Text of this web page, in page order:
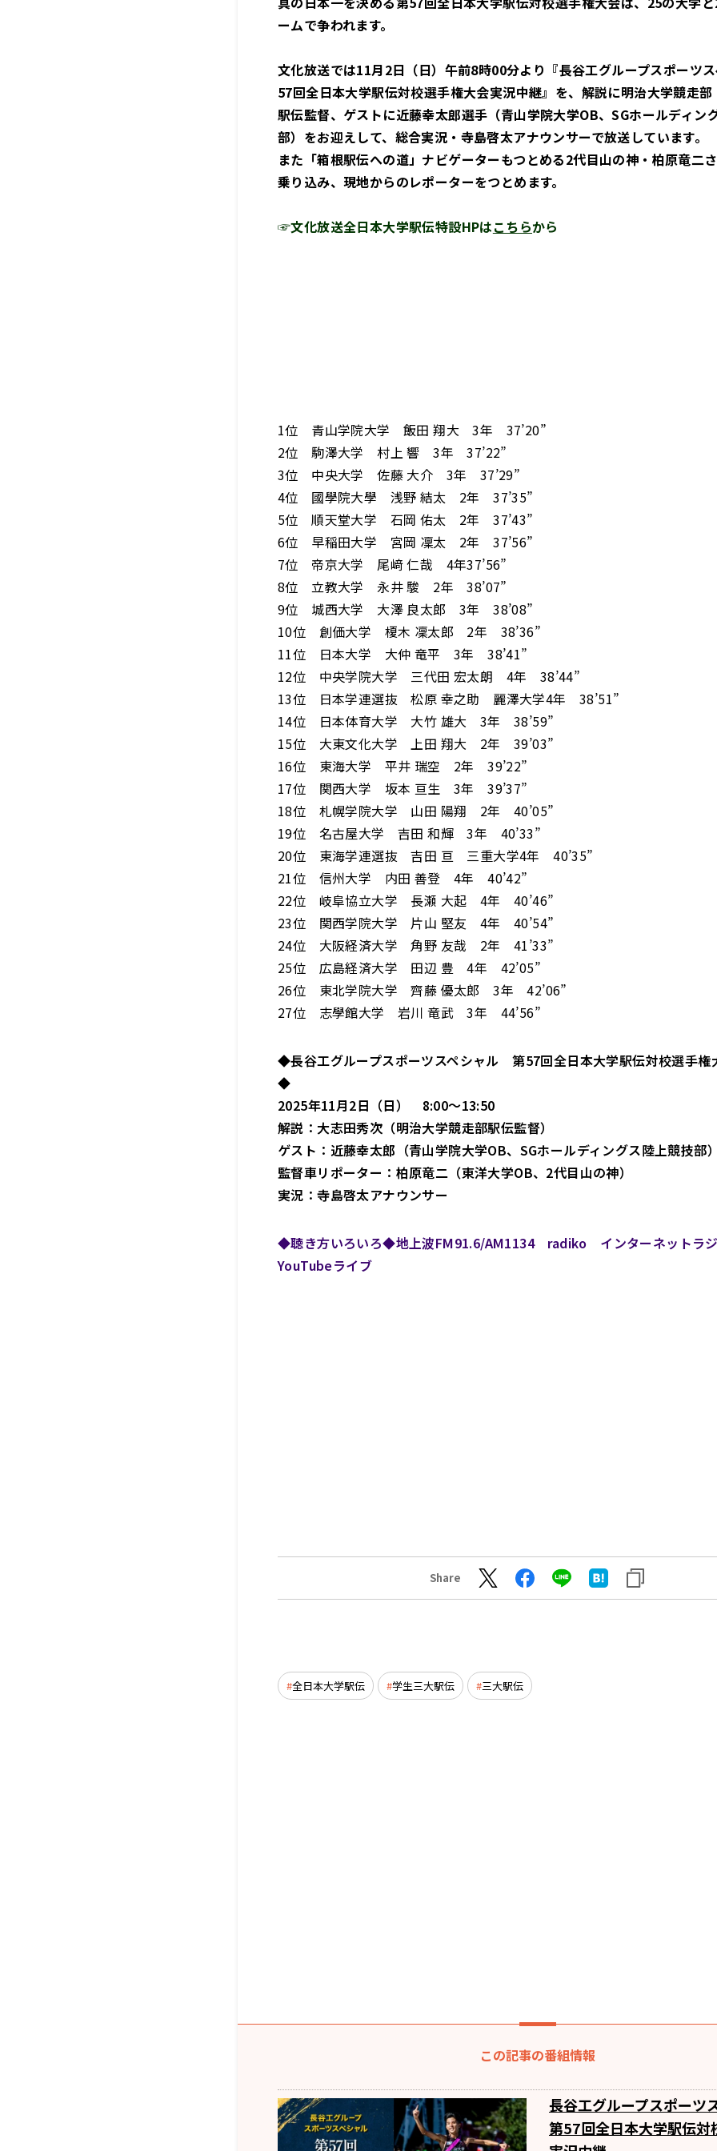
ームで争われます。
文化放送では11月2日（日）午前8時00分より『長谷工グループスポーツ
57回全日本大学駅伝対校選手権大会実況中継』を、解説に明治大学競走
駅伝監督、ゲストに近藤幸太郎選手（青山学院大学OB、SGホールディン
部）をお迎えして、総合実況・寺島啓太アナウンサーで放送しています。
また「箱根駅伝への道」ナビゲーターもつとめる2代目山の神・柏原竜二
乗り込み、現地からのレポーターをつとめます。
☞文化放送全日本大学駅伝特設HPはこちらから
1位 青山学院大学 飯田 翔大 3年 37’20”
2位 駒澤大学 村上 響 3年 37’22”
3位 中央大学 佐藤 大介 3年 37’29”
4位 國學院大學 浅野 結太 2年 37’35”
5位 順天堂大学 石岡 佑太 2年 37’43”
6位 早稲田大学 宮岡 凜太 2年 37’56”
7位 帝京大学 尾﨑 仁哉 4年37’56”
8位 立教大学 永井 駿 2年 38’07”
9位 城西大学 大澤 良太郎 3年 38’08”
10位 創価大学 榎木 凜太郎 2年 38’36”
11位 日本大学 大仲 竜平 3年 38’41”
12位 中央学院大学 三代田 宏太朗 4年 38’44”
13位 日本学連選抜 松原 幸之助 麗澤大学4年 38’51”
14位 日本体育大学 大竹 雄大 3年 38’59”
15位 大東文化大学 上田 翔大 2年 39’03”
16位 東海大学 平井 瑞空 2年 39’22”
17位 関西大学 坂本 亘生 3年 39’37”
18位 札幌学院大学 山田 陽翔 2年 40’05”
19位 名古屋大学 吉田 和輝 3年 40’33”
20位 東海学連選抜 吉田 亘 三重大学4年 40’35”
21位 信州大学 内田 善登 4年 40’42”
22位 岐阜協立大学 長瀬 大起 4年 40’46”
23位 関西学院大学 片山 堅友 4年 40’54”
24位 大阪経済大学 角野 友哉 2年 41’33”
25位 広島経済大学 田辺 豊 4年 42’05”
26位 東北学院大学 齊藤 優太郎 3年 42’06”
27位 志學館大学 岩川 竜武 3年 44’56”
◆長谷工グループスポーツスペシャル 第57回全日本大学駅伝対校選手権
◆
2025年11月2日（日） 8:00～13:50
解説：大志田秀次（明治大学競走部駅伝監督）
ゲスト：近藤幸太郎（青山学院大学OB、SGホールディングス陸上競技部）
監督車リポーター：柏原竜二（東洋大学OB、2代目山の神）
実況：寺島啓太アナウンサー
◆聴き方いろいろ◆地上波FM91.6/AM1134 radiko インターネットラ
YouTubeライブ
Share
全日本大学駅伝 学生三大駅伝 三大駅伝
この記事の番組情報
長谷工グループスポーツ
第57回全日本大学駅伝対